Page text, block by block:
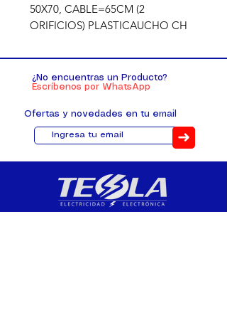
50X70, CABLE=65CM (2
ORIFICIOS) PLASTICAUCHO CH
¿No encuentras un Producto?
Escríbenos por WhatsApp
Ofertas y novedades en tu email
➜